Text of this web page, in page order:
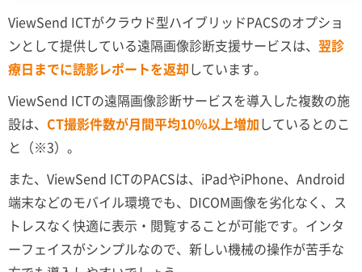
ViewSend ICTがクラウド型ハイブリッドPACSのオプショ
ンとして提供している遠隔画像診断支援サービスは、 翌診
療日までに読影レポートを返却しています。
ViewSend ICTの遠隔画像診断サービスを導入した複数の施
設は、 CT撮影件数が月間平均10％以上増加しているとのこ
と（※3）。
また、ViewSend ICTのPACSは、iPadやiPhone、Android
端末などのモバイル環境でも、DICOM画像を劣化なく、ス
トレスなく快適に表示・閲覧することが可能です。インタ
ーフェイスがシンプルなので、新しい機械の操作が苦手な